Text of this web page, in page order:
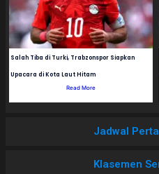
Salah Tiba di Turki, Trabzonspor Siapkan
Upacara di Kota Laut Hitam
Read More
Jadwal
Klasemen